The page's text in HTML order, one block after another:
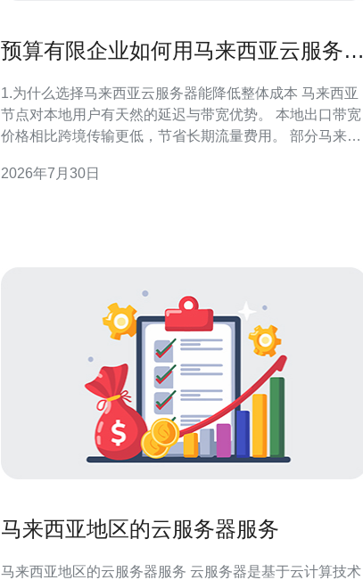
预算有限企业如何用马来西亚云服务器
1.为什么选择马来西亚云服务器能降低整体成本 马来西亚
节点对本地用户有天然的延迟与带宽优势。 本地出口带宽
价格相比跨境传输更低，节省长期流量费用。 部分马来西
地数据中心的带宽峰值和回程优化有利于电商与媒体业务
2026年7月30日
马来西亚地区的云服务器服务
马来西亚地区的云服务器服务 云服务器是基于云计算技术